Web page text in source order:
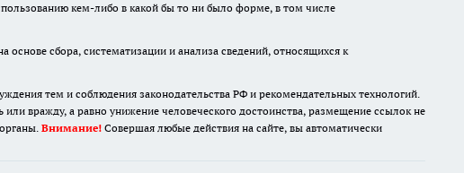
кем-либо в какой бы то ни было форме, в том числе
сбора, систематизации и анализа сведений, относящихся к
тем и соблюдения законодательства РФ и рекомендательных технологий.
вражду, а равно унижение человеческого достоинства, размещение ссылок не
Внимание! Совершая любые действия на сайте, вы автоматически